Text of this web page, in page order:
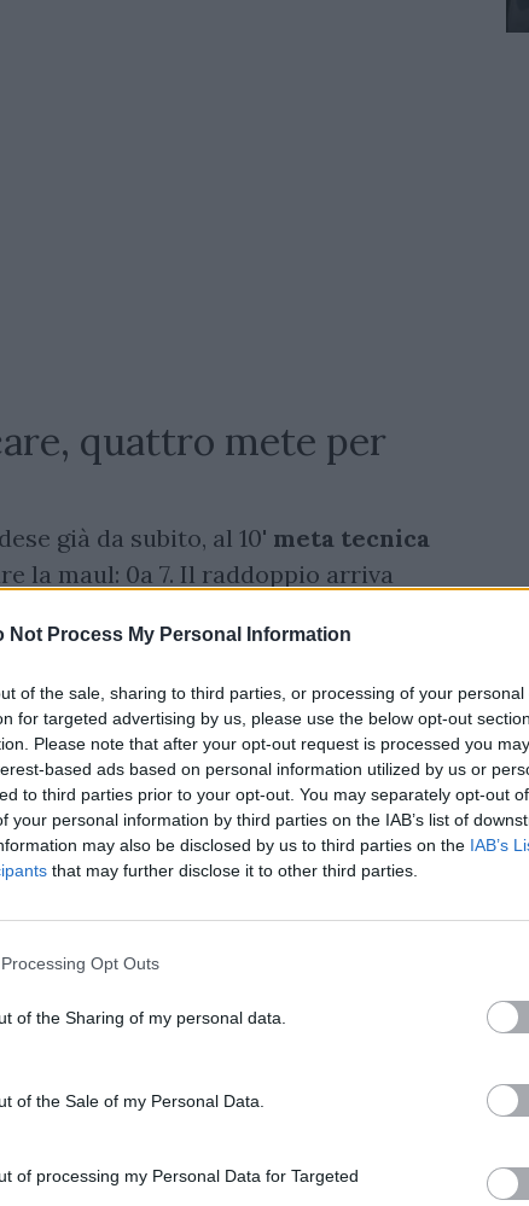
Not Process My Personal Information
of the sale, sharing to third parties, or processing of your personal
for targeted advertising by us, please use the below opt-out
Please note that after your opt-out request is processed you may
based ads based on personal information utilized by us or
to third parties prior to your opt-out. You may separately opt-out
your personal information by third parties on the IAB’s list of
may also be disclosed by us to third parties on the IAB’s
that may further disclose it to other third parties.
Opt Outs
of the Sharing of my personal data.
of the Sale of my Personal Data.
of processing my Personal Data for Targeted
quattro mete per
già da subito, al 10' meta tecnica
la maul: 0a 7. Il raddoppio arriva
il terza linea che vola alla
Doris: 0 a 28.
Si